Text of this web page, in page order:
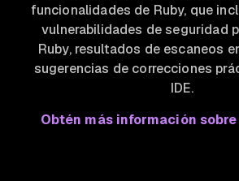
funcionalidades de Ruby, que
vulnerabilidades de seguridad
Ruby, resultados de escaneos
sugerencias de correcciones
IDE.
Obtén más información sobre